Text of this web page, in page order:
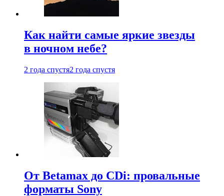
Как найти самые яркие звезды
в ночном небе?
2 года спустя2 года спустя
От Betamax до CDi: провальные
форматы Sony